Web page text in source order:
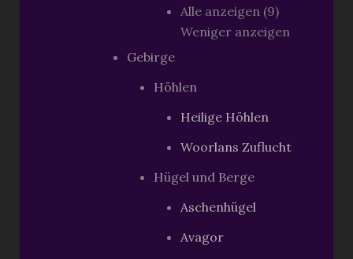
Alle anzeigen (9)
Weniger anzeigen
Gebirge
Höhlen
Heilige Höhlen
Woorlans Zuflucht
Hügel und Berge
Aschenhügel
Avagor